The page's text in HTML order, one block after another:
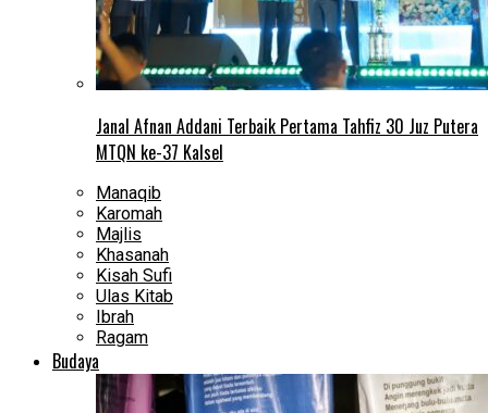
Janal Afnan Addani Terbaik Pertama Tahfiz 30 Juz Putera
MTQN ke-37 Kalsel
Manaqib
Karomah
Majlis
Khasanah
Kisah Sufi
Ulas Kitab
Ibrah
Ragam
Budaya